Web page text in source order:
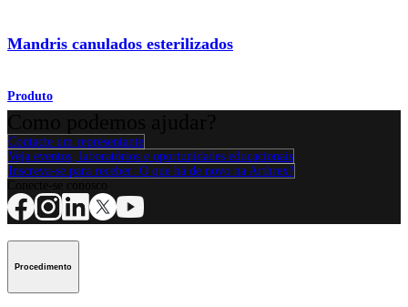
Mandris canulados esterilizados
Produto
Contacte um representante
Veja eventos, laboratórios e oportunidades educacionais
Inscreva-se para receber: O que há de novo na Arthrex?
Procedimento